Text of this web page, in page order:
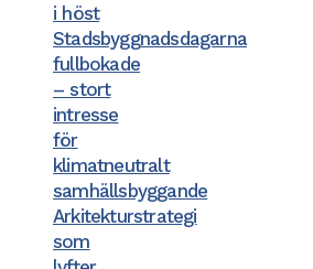
i höst
Stadsbyggnadsdagarna
fullbokade
– stort
intresse
för
klimatneutralt
samhällsbyggande
Arkitekturstrategi
som